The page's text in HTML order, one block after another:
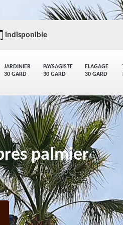
JARDINIER
30 GARD
PAYSAGISTE
30 GARD
ELAGAGE
30 GARD
indisponible
palmier